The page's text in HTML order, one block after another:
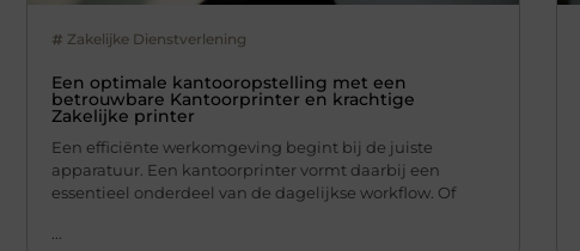
Zakelijke Dienstverlening
Een optimale kantooropstelling met een
betrouwbare Kantoorprinter en krachtige
Zakelijke printer
Een efficiënte werkomgeving begint bij de juiste
apparatuur. Een kantoorprinter vormt daarbij een
essentieel onderdeel van de dagelijkse workflow. Of